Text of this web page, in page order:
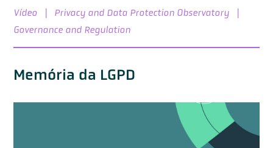
Vídeo | Privacy and Data Protection Observatory
|
Governance and Regulation
Memória da LGPD